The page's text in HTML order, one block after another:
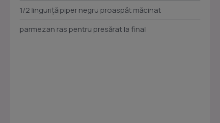
1/2 linguriță piper negru proaspăt măcinat
parmezan ras pentru presărat la final